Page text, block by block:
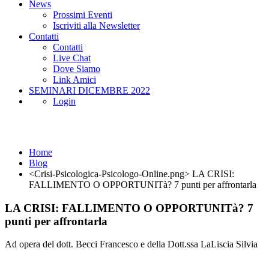
News
Prossimi Eventi
Iscriviti alla Newsletter
Contatti
Contatti
Live Chat
Dove Siamo
Link Amici
SEMINARI DICEMBRE 2022
Login
Home
Blog
<Crisi-Psicologica-Psicologo-Online.png> LA CRISI:
FALLIMENTO O OPPORTUNITà? 7 punti per affrontarla
LA CRISI: FALLIMENTO O OPPORTUNITà? 7
punti per affrontarla
Ad opera del dott. Becci Francesco e della Dott.ssa LaLiscia Silvia